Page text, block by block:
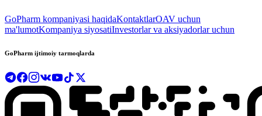
GoPharm kompaniyasi haqidaKontaktlarOAV uchun
ma'lumotKompaniya siyosatiInvestorlar va aksiyadorlar uchun
GoPharm ijtimoiy tarmoqlarda